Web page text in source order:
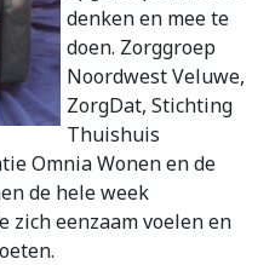
denken en mee te
doen. Zorggroep
Noordwest Veluwe,
ZorgDat, Stichting
Thuishuis
Omnia Wonen en de
de hele week
zich eenzaam voelen en